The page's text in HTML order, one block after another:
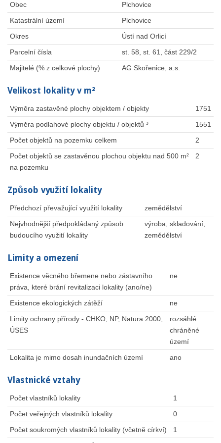
Obec
Plchovice
Katastrální území
Plchovice
Okres
Ústí nad Orlicí
Parcelní čísla
st. 58, st. 61, část 229/2
Majitelé (% z celkové plochy)
AG Skořenice, a.s.
Velikost lokality v m²
Výměra zastavěné plochy objektem / objekty
1751
Výměra podlahové plochy objektu / objektů ³
1551
Počet objektů na pozemku celkem
2
Počet objektů se zastavěnou plochou objektu nad 500 m²
na pozemku
2
Způsob využití lokality
Předchozí převažující využití lokality
zemědělství
Nejvhodnější předpokládaný způsob
budoucího využití lokality
výroba, skladování,
zemědělství
Limity a omezení
Existence věcného břemene nebo zástavního
práva, které brání revitalizaci lokality (ano/ne)
ne
Existence ekologických zátěží
ne
Limity ochrany přírody - CHKO, NP, Natura 2000,
ÚSES
rozsáhlé
chráněné
území
Lokalita je mimo dosah inundačních území
ano
Vlastnické vztahy
Počet vlastníků lokality
1
Počet veřejných vlastníků lokality
0
Počet soukromých vlastníků lokality (včetně církví)
1